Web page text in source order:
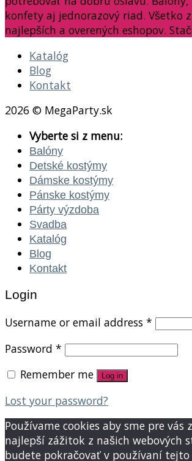
konfety aj jednorazový riad. Všetko
najlepších a overených eshopov.
Katalóg
Blog
Kontakt
2026 © MegaParty.sk
Vyberte si z menu:
Balóny
Detské kostýmy
Dámske kostýmy
Pánske kostýmy
Párty výzdoba
Svadba
Katalóg
Blog
Kontakt
Login
Username or email address *
Password *
Remember me
Log in
Lost your password?
Používame cookies aby sme pre vás
najlepší zážitok z našich webových
budete pokračovať v používaní